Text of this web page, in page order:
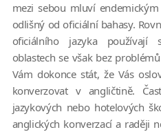
mezi sebou mluví
odlišný od oficiální bahasy.
oficiálního jazyka používají
oblastech se však bez
Vám dokonce stát, že Vás
konverzovat v angličtině.
jazykových nebo hotelových
anglických konverzací a raději